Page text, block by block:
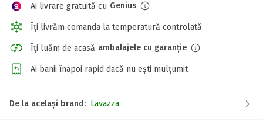
Ai livrare gratuită cu Genius
Îți livrăm comanda la temperatură controlată
Îți luăm de acasă ambalajele cu garanție
Ai banii înapoi rapid dacă nu ești mulțumit
De la același brand: Lavazza